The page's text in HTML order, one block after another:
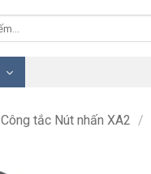
Công tắc Nút nhấn XA2 /